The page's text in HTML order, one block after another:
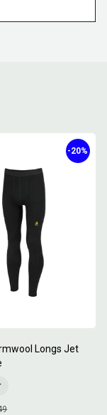
Longs Jet
-20%